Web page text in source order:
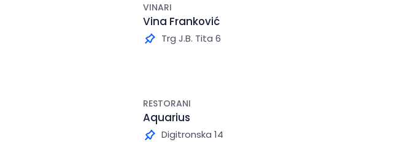
VINARI
Vina Franković
Trg J.B. Tita 6
RESTORANI
Aquarius
Digitronska 14